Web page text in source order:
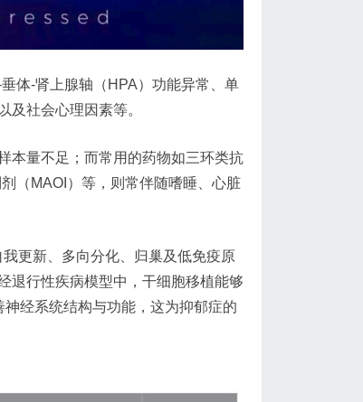
体-肾上腺轴（HPA）功能异常、单
及社会心理因素等。
本量不足；而常用的药物如三环类抗
（MAOI）等，则常伴随嗜睡、心脏
更新、多向分化、归巢及低免疫原
退行性疾病模型中，干细胞移植能够
经系统结构与功能，这为抑郁症的